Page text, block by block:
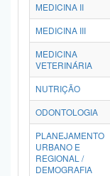
MEDICINA II
MEDICINA III
MEDICINA
VETERINÁRIA
NUTRIÇÃO
ODONTOLOGIA
PLANEJAMENTO
URBANO E
REGIONAL /
DEMOGRAFIA